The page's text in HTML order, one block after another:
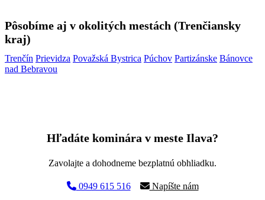
Pôsobíme aj v okolitých mestách (Trenčiansky
kraj)
Trenčín Prievidza Považská Bystrica Púchov Partizánske Bánovce
nad Bebravou
Hľadáte kominára v meste Ilava?
Zavolajte a dohodneme bezplatnú obhliadku.
0949 615 516 Napíšte nám